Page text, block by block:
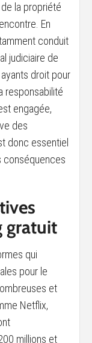
la propriété
En
conduit
judiciaire de
droit pour
responsabilité
engagée,
des
donc essentiel
conséquences
gratuit
qui
pour le
et
Netflix,
millions et